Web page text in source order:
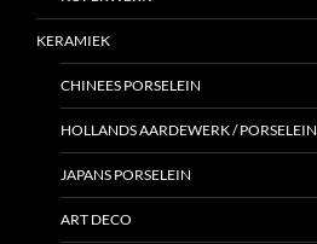
KERAMIEK
CHINEES PORSELEIN
HOLLANDS AARDEWERK / PORSELEIN
JAPANS PORSELEIN
ART DECO